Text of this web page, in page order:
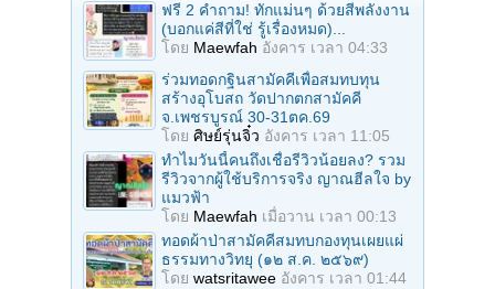
ฟรี 2 คำถาม! ทักแม่นๆ ด้วยสีพลังงาน
(บอกแค่สีที่ใช่ รู้เรื่องหมด)...
โดย Maewfah อังคาร เวลา 04:33
ร่วมทอดกฐินสามัคคีเพื่อสมทบทุน
สร้างอุโบสถ วัดปากตกสามัคคี
จ.เพชรบูรณ์ 30-31ตค.69
โดย ศิษย์รุ่นจิ๋ว อังคาร เวลา 11:05
ทำไมวันนี้คนถึงเชื่อรีวิวน้อยลง? รวม
รีวิวจากผู้ใช้บริการจริง ญาณฮีลใจ by
แมวฟ้า
โดย Maewfah เมื่อวาน เวลา 00:13
ทอดผ้าป่าสามัคคีสมทบกองทุนเผยแผ่
ธรรมทางวิทยุ (๑๒ ส.ค. ๒๕๖๙)
โดย watsritawee อังคาร เวลา 01:44